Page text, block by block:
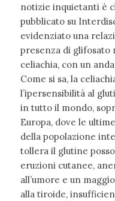
notizie inquietanti è
pubblicato su
evidenziato una
presenza di glifosato
celiachia, con un
Come si sa, la
l’ipersensibilità al
in tutto il mondo,
Europa, dove le
della popolazione
tollera il glutine
eruzioni cutanee,
all’umore e un
alla tiroide,